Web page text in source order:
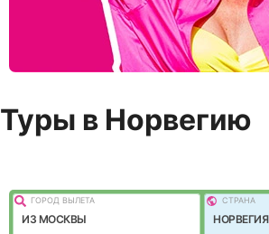
Туры в Норвегию
ГОРОД ВЫЛEТА
ИЗ МОСКВЫ
СТРАНА
НОРВЕГИЯ